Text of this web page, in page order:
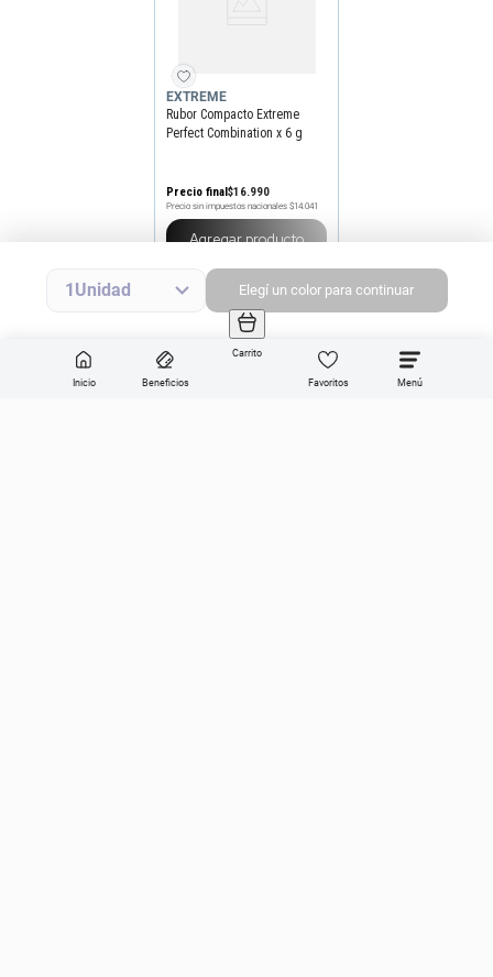
Inicio Beneficios
Carrito
Favoritos
1 Elegí un color para continuar
EXTREME
Rubor Compacto Extreme
Perfect Combination x 6 g
Precio final$16.990
Precio sin impuestos nacionales $14.041
Agregar producto